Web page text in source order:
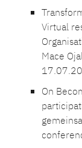
Virtual
Mace
On